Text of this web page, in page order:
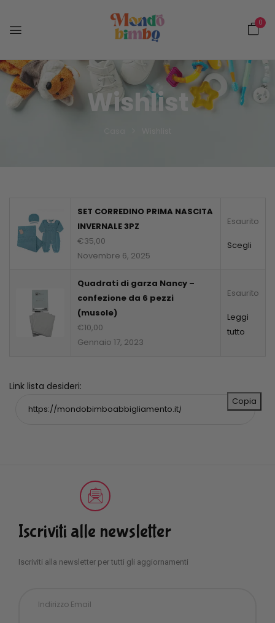
0
Wishlist
SET CORREDINO PRIMA NASCITA
INVERNALE 3PZ
€35,00
Novembre 6, 2025
Esaurito
Scegli
Quadrati di garza Nancy –
confezione da 6 pezzi
(musole)
€10,00
Gennaio 17, 2023
Esaurito
Leggi
tutto
Link lista desideri:
Copia
Iscriviti alle newsletter
Iscriviti alla newsletter per tutti gli aggiornamenti